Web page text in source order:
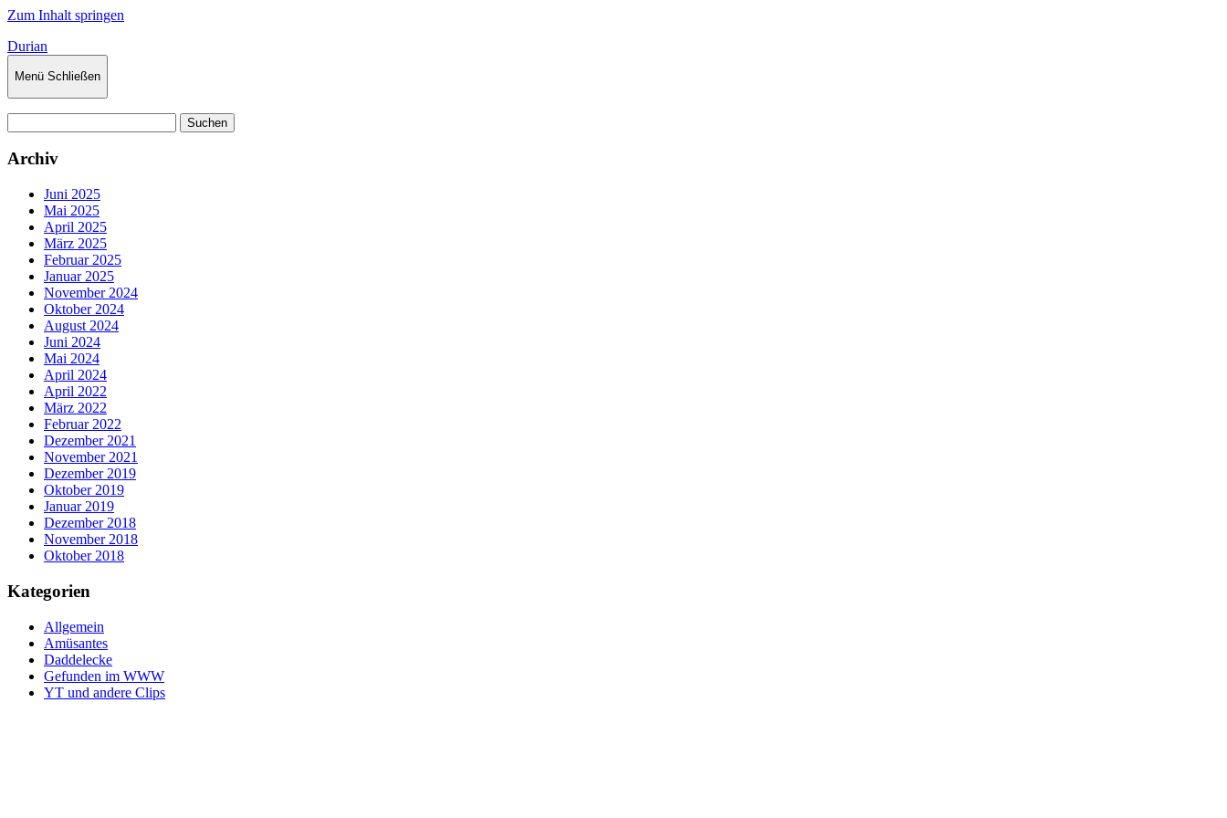
Zum Inhalt springen
Durian
Menü Schließen
nach:
Archiv
Juni 2025
Mai 2025
April 2025
März 2025
Februar 2025
Januar 2025
November 2024
Oktober 2024
August 2024
Juni 2024
Mai 2024
April 2024
April 2022
März 2022
Februar 2022
Dezember 2021
November 2021
Dezember 2019
Oktober 2019
Januar 2019
Dezember 2018
November 2018
Oktober 2018
Kategorien
Allgemein
Amüsantes
Daddelecke
Gefunden im WWW
YT und andere Clips